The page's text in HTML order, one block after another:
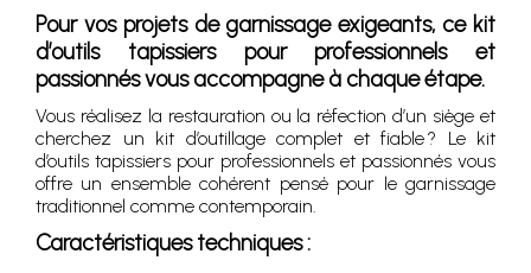
Pour vos projets de garnissage exigeants, ce kit
d’outils tapissiers pour professionnels et
passionnés vous accompagne à chaque étape.
Vous réalisez la restauration ou la réfection d’un siège et
cherchez un kit d’outillage complet et fiable ? Le kit
d’outils tapissiers pour professionnels et passionnés vous
offre un ensemble cohérent pensé pour le garnissage
traditionnel comme contemporain.
Caractéristiques techniques :